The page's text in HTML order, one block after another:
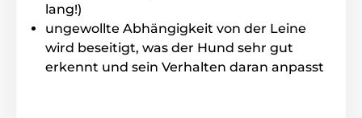
Der Patpet 630 ist mit
einem vollständig
wasserfesten Empfänger der
Schutzklasse IPX5 ausgestattet (leichter
lang!)
ungewollte Abhängigkeit von der Leine
wird beseitigt, was der Hund sehr gut
erkennt und sein Verhalten daran anpasst